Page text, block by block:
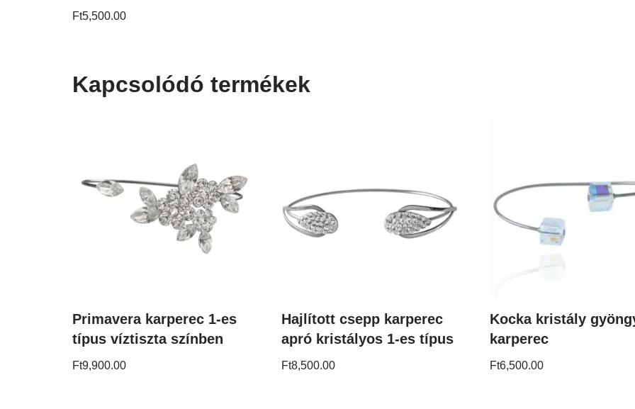
Ft5,500.00
Kapcsolódó termékek
Primavera karperec 1-es
típus víztiszta színben
Ft9,900.00
Hajlított csepp karperec
apró kristályos 1-es típus
Ft8,500.00
Kocka kristály
karperec
Ft6,500.00